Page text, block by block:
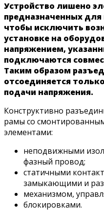
Устройство лишено
предназначенных
чтобы исключить
установке на
напряжением,
подключаются
Таким образом
отсоединяется
подачи напряжения.
Конструктивно
рамы со
элементами:
неподвижными
фазный провод;
статичными
замыкающими и
механизмом,
блокировками.